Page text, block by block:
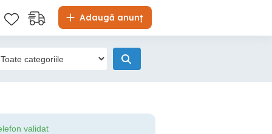
Adaugă anunț
validat